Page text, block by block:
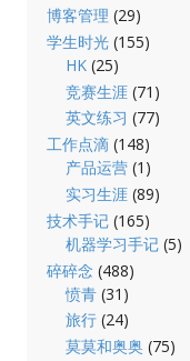
博客管理 (29)
学生时光(155)
HK (25)
竞赛生涯 (71)
英文练习 (77)
工作点滴(148)
产品运营 (1)
实习生涯 (89)
技术手记(165)
机器学习手记 (5)
碎碎念 (488)
愤青 (31)
旅行 (24)
莫莫和奥奥 (75)